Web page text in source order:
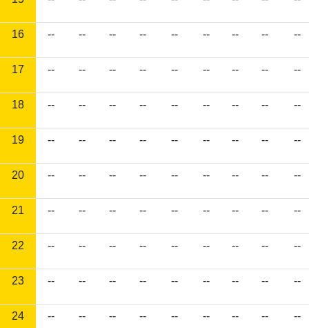
16 -- -- -- -- -- -- -- -- --
17 -- -- -- -- -- -- -- -- --
18 -- -- -- -- -- -- -- -- --
19 -- -- -- -- -- -- -- -- --
20 -- -- -- -- -- -- -- -- --
21 -- -- -- -- -- -- -- -- --
22 -- -- -- -- -- -- -- -- --
23 -- -- -- -- -- -- -- -- --
24 -- -- -- -- -- -- -- -- --